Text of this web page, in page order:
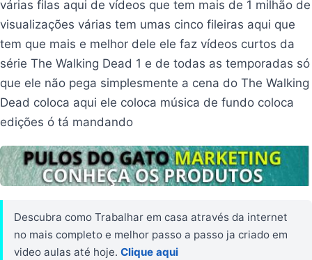
várias filas aqui de vídeos que tem mais de 1 milhão de
visualizações várias tem umas cinco fileiras aqui que
tem que mais e melhor dele ele faz vídeos curtos da
série The Walking Dead 1 e de todas as temporadas só
que ele não pega simplesmente a cena do The Walking
Dead coloca aqui ele coloca música de fundo coloca
edições ó tá mandando
Descubra como Trabalhar em casa através da internet
no mais completo e melhor passo a passo ja criado em
video aulas até hoje. Clique aqui